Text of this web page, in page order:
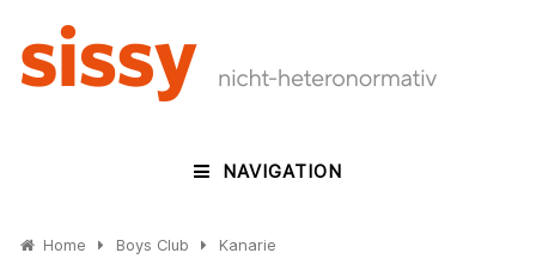
NAVIGATION
Home Boys Club Kanarie